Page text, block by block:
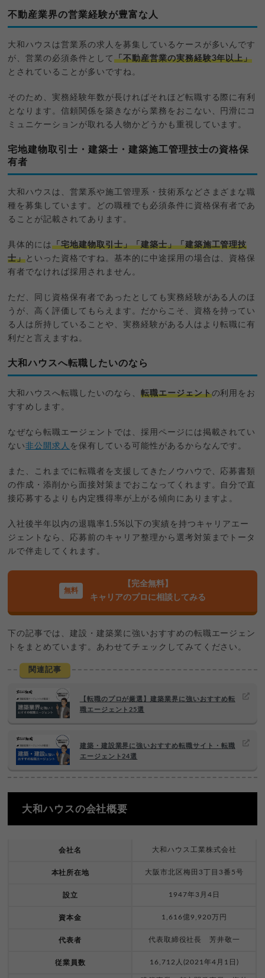
不動産業界の営業経験が豊富な人
大和ハウスは営業系の求人を募集しているケースが多いんです
が、営業の必須条件として 「不動産営業の実務経験3年以上」
とされていることが多いですね。
そのため、実務経験年数が長ければそれほど転職する際に有利
となります。信頼関係を築きながら業務をおこない、円滑にコ
ミュニケーションが取れる人物かどうかも重視しています。
宅地建物取引士・建築士・建築施工管理技士の資格保
有者
大和ハウスは、営業系や施工管理系・技術系などさまざまな職
種を募集しています。どの職種でも必須条件に資格保有者であ
ることが記載されてあります。
具体的には「宅地建物取引士」「建築士」「建築施工管理技
士」といった資格ですね。基本的に中途採用の場合は、資格保
有者でなければ採用されません。
ただ、同じ資格保有者であったとしても実務経験がある人のほ
うが、高く評価してもらえます。だからこそ、資格を持ってい
る人は所持していることや、実務経験がある人はより転職に有
利だと言えますね。
大和ハウスへ転職したいのなら
大和ハウスへ転職したいのなら、 転職エージェントの利用をお
すすめします。
なぜなら転職エージェントでは、採用ページには掲載されてい
ない非公開求人 を保有している可能性があるからなんです。
また、これまでに転職者を支援してきたノウハウで、応募書類
の作成・添削から面接対策までおこなってくれます。自分で直
接応募するよりも内定獲得率が上がる傾向にありますよ。
入社後半年以内の退職率1.5%以下の実績を持つキャリアエー
ジェントなら、応募前のキャリア整理から選考対策までトータ
ルで伴走してくれます。
【完全無料】
キャリアのプロに相談してみる
下の記事では、建設・建築業に強いおすすめの転職エージェン
トをまとめています。あわせてチェックしてみてください。
関連記事
【転職のプロが厳選】建築業界に強いおすすめ転
職エージェント25選
建築・建設業界に強いおすすめ転職サイト・転職
エージェント24選
大和ハウスの会社概要
会社名 大和ハウス工業株式会社
本社所在地 大阪市北区梅田3丁目3番5号
設立 1947年3月4日
資本金 1,616億9,920万円
代表者 代表取締役社長 芳井敬一
従業員数 16,712人(2021年4月1日)